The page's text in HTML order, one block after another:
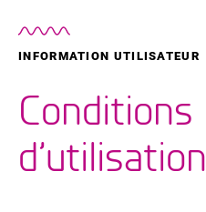
INFORMATION UTILISATEUR
Conditions
d’utilisation